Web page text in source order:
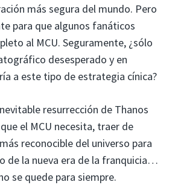
más segura del mundo. Pero
para que algunos fanáticos
al MCU. Seguramente, ¿sólo
desesperado y en
a este tipo de estrategia cínica?
resurrección de Thanos
el MCU necesita, traer de
reconocible del universo para
de la nueva era de la franquicia…
se quede para siempre.